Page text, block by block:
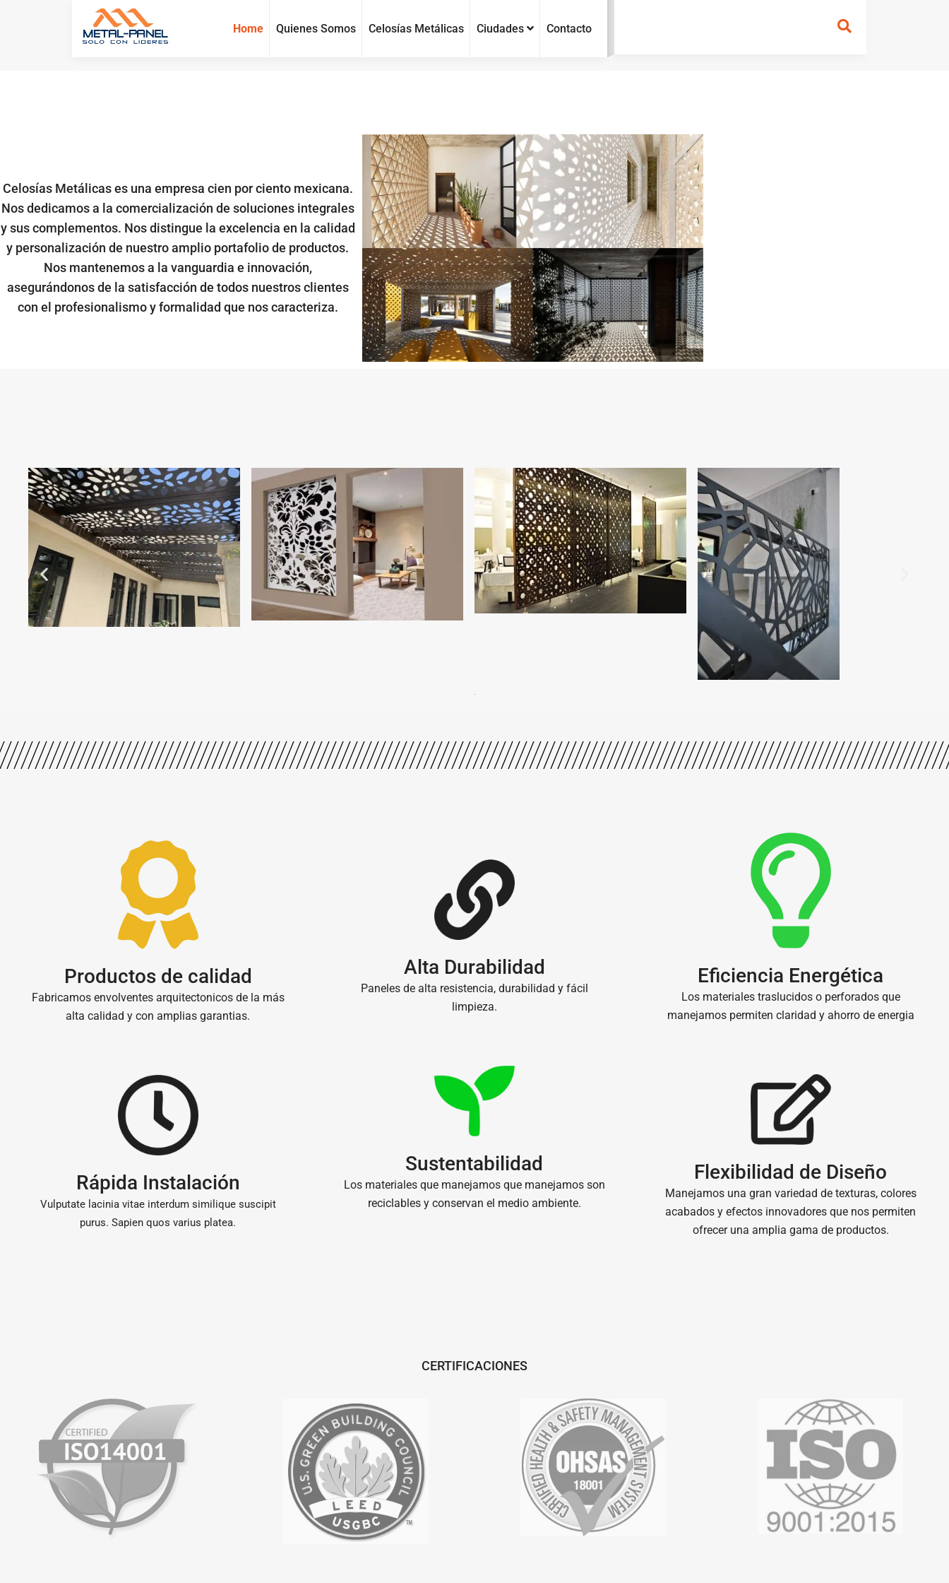
Quienes Somos
Celosías Metálicas Ciudades Contacto
Celosías Metálicas es una empresa cien por ciento mexicana.
Nos dedicamos a la comercialización de soluciones integrales
y sus complementos. Nos distingue la excelencia en la calidad
y personalización de nuestro amplio portafolio de productos.
Nos mantenemos a la vanguardia e innovación,
asegurándonos de la satisfacción de todos nuestros clientes
con el profesionalismo y formalidad que nos caracteriza.
Productos de calidad
Fabricamos envolventes arquitectonicos de la más
alta calidad y con amplias garantias.
Rápida Instalación
Vulputate lacinia vitae interdum similique suscipit
purus. Sapien quos varius platea.
Alta Durabilidad
Paneles de alta resistencia, durabilidad y fácil
limpieza.
Sustentabilidad
Los materiales que manejamos que manejamos son
reciclables y conservan el medio ambiente.
Eficiencia Energética
Los materiales traslucidos o perforados que
manejamos permiten claridad y ahorro de energia
Flexibilidad de Diseño
Manejamos una gran variedad de texturas, colores
acabados y efectos innovadores que nos permiten
ofrecer una amplia gama de productos.
CERTIFICACIONES